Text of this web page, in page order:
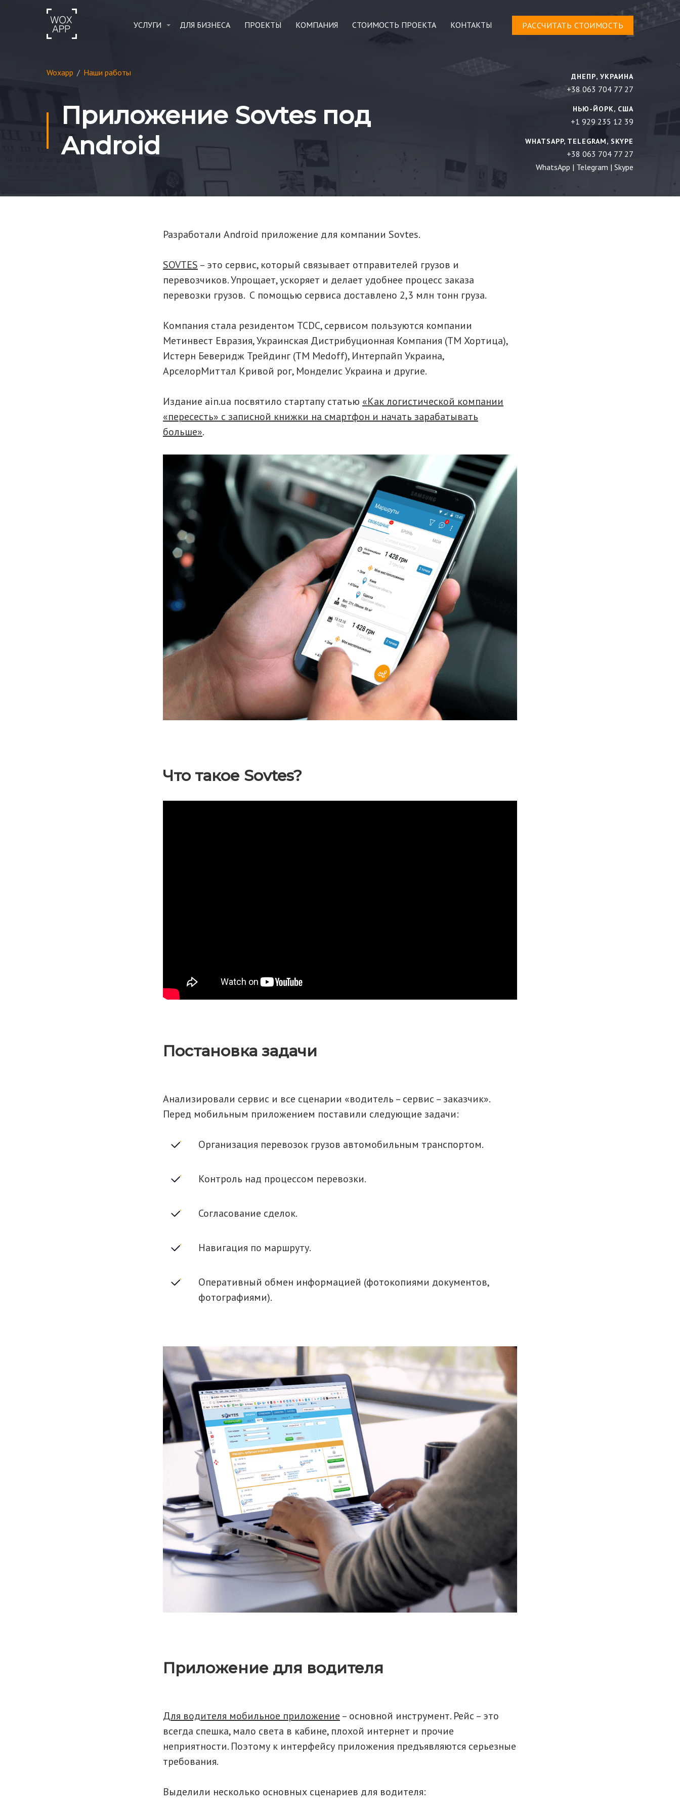
УСЛУГИ ДЛЯ БИЗНЕСА ПРОЕКТЫ КОМПАНИЯ СТОИМОСТЬ ПРОЕКТА КОНТАКТЫ РАСCЧИТАТЬ СТОИМОСТЬ
Woxapp / Наши работы
Приложение Sovtes под
Android
ДНЕПР, УКРАИНА
+38 063 704 77 27
НЬЮ-ЙОРК, США
+1 929 235 12 39
WHATSAPP, TELEGRAM, SKYPE
+38 063 704 77 27
WhatsApp | Telegram | Skype
Разработали Android приложение для компании Sovtes.
SOVTES – это сервис, который связывает отправителей грузов и
перевозчиков. Упрощает, ускоряет и делает удобнее процесс заказа
перевозки грузов. С помощью сервиса доставлено 2,3 млн тонн груза.
Компания стала резидентом TCDC, сервисом пользуются компании
Метинвест Евразия, Украинская Дистрибуционная Компания (ТМ Хортица),
Истерн Беверидж Трейдинг (ТМ Medoff), Интерпайп Украина,
АрселорМиттал Кривой рог, Монделис Украина и другие.
Издание ain.ua посвятило стартапу статью «Как логистической компании
«пересесть» с записной книжки на смартфон и начать зарабатывать
больше».
Что такое Sovtes?
Постановка задачи
Анализировали сервис и все сценарии «водитель – сервис – заказчик».
Перед мобильным приложением поставили следующие задачи:
Организация перевозок грузов автомобильным транспортом.
Контроль над процессом перевозки.
Согласование сделок.
Навигация по маршруту.
Оперативный обмен информацией (фотокопиями документов,
фотографиями).
Приложение для водителя
Для водителя мобильное приложение – основной инструмент. Рейс – это
всегда спешка, мало света в кабине, плохой интернет и прочие
неприятности. Поэтому к интерфейсу приложения предъявляются серьезные
требования.
Выделили несколько основных сценариев для водителя: